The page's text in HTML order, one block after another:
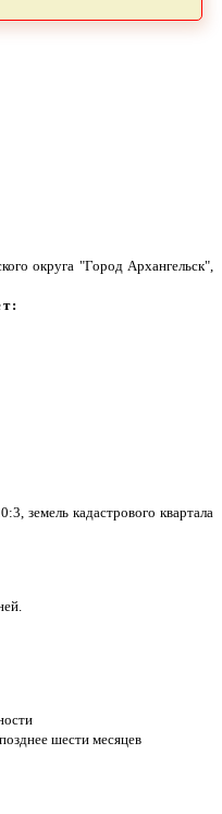
округа "Город Архангельск",
земель кадастрового квартала
шести месяцев